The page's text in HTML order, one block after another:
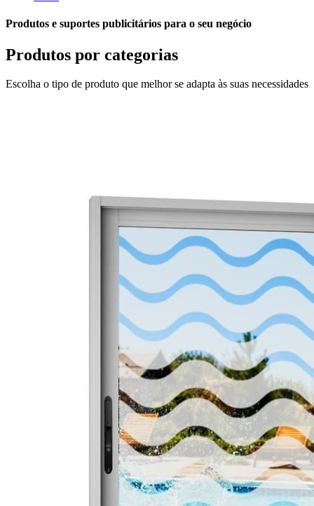
Produtos e suportes publicitários para o seu negócio
Produtos por categorias
Escolha o tipo de produto que melhor se adapta às suas necessidades